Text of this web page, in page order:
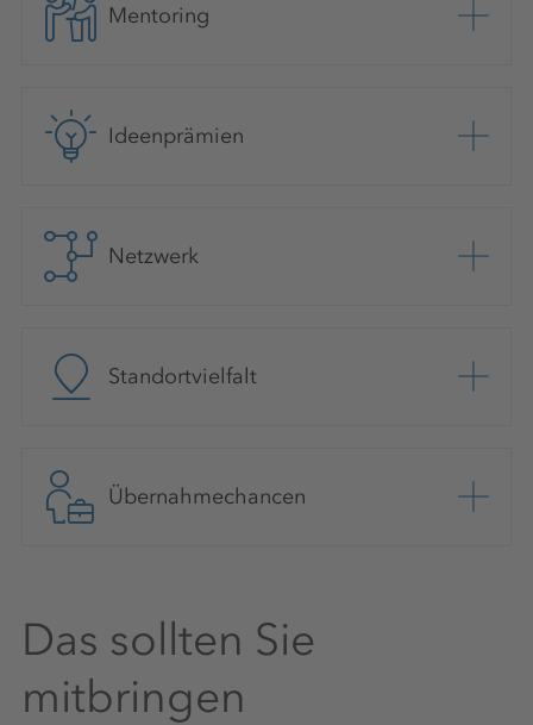
Mentoring
Ideenprämien
Netzwerk
Standortvielfalt
Übernahmechancen
Das sollten Sie
mitbringen